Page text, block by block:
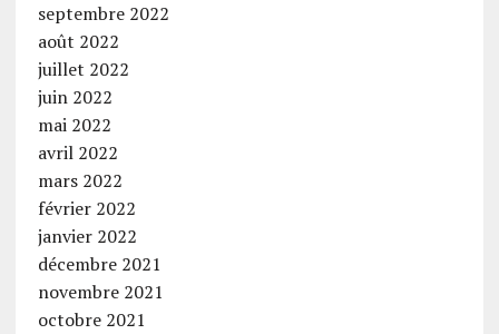
septembre 2022
août 2022
juillet 2022
juin 2022
mai 2022
avril 2022
mars 2022
février 2022
janvier 2022
décembre 2021
novembre 2021
octobre 2021